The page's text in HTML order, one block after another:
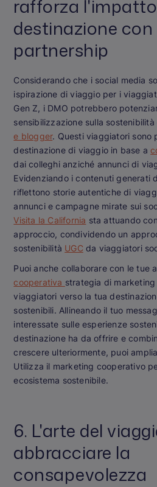
rafforza
destinazione con
partnership
Considerando che i social media
ispirazione di viaggio per i
Gen Z, i DMO potrebbero
sensibilizzazione sulla
e blogger. Questi viaggiatori sono
destinazione di viaggio in base a
dai colleghi anziché annunci di
Evidenziando i contenuti generati
riflettono storie autentiche di
annunci e campagne mirate sui
Visita la California sta attuando
approccio, condividendo un
sostenibilità UGC da viaggiatori
Puoi anche collaborare con le tue
cooperativa strategia di
viaggiatori verso la tua
sostenibili. Allineando il tuo
interessate sulle esperienze
destinazione ha da offrire e
crescere ulteriormente, puoi
Utilizza il marketing cooperativo
ecosistema sostenibile.
6. L'arte del
abbracciare la
consapevolezza